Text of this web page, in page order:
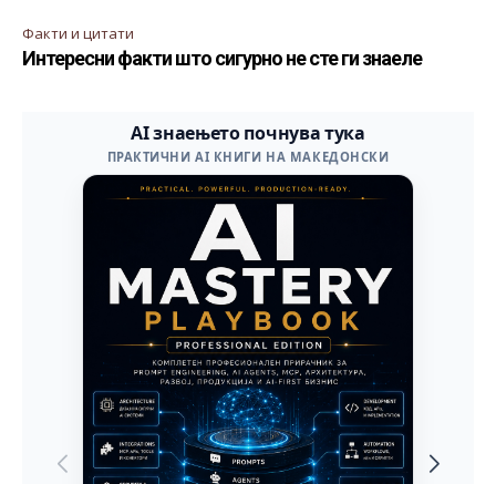
Факти и цитати
Интересни факти што сигурно не сте ги знаеле